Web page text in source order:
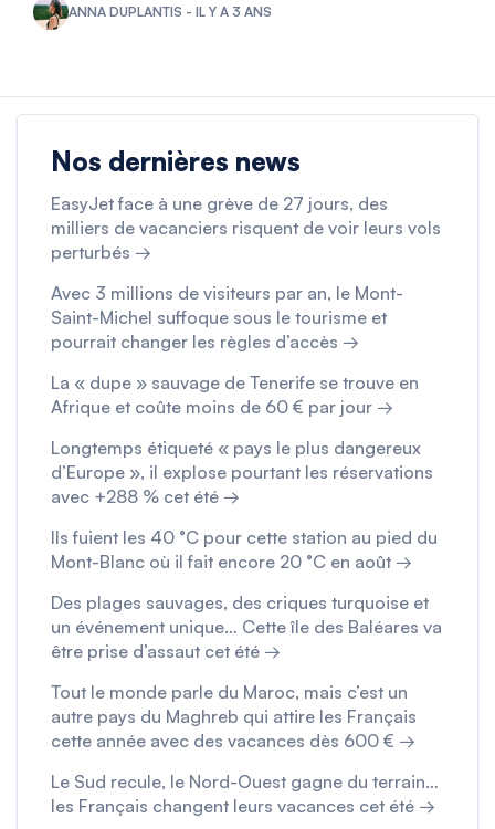
ANNA DUPLANTIS - IL Y A 3 ANS
Nos dernières news
EasyJet face à une grève de 27 jours, des
milliers de vacanciers risquent de voir leurs vols
perturbés →
Avec 3 millions de visiteurs par an, le Mont-
Saint-Michel suffoque sous le tourisme et
pourrait changer les règles d’accès →
La « dupe » sauvage de Tenerife se trouve en
Afrique et coûte moins de 60 € par jour →
Longtemps étiqueté « pays le plus dangereux
d’Europe », il explose pourtant les réservations
avec +288 % cet été →
Ils fuient les 40 °C pour cette station au pied du
Mont-Blanc où il fait encore 20 °C en août →
Des plages sauvages, des criques turquoise et
un événement unique… Cette île des Baléares va
être prise d’assaut cet été →
Tout le monde parle du Maroc, mais c’est un
autre pays du Maghreb qui attire les Français
cette année avec des vacances dès 600 € →
Le Sud recule, le Nord-Ouest gagne du terrain…
les Français changent leurs vacances cet été →